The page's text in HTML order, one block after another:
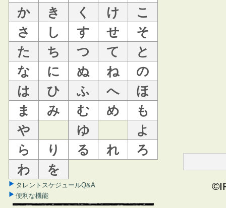
か
き く け
こ
さ
し す せ
そ
た
ち つ て
と
な
に ぬ ね
の
は
ひ ふ へ
ほ
ま
み む め
も
や
ゆ
よ
ら
り る れ
ろ
わ
を
タレントスケジュールQ&A
便利な機能